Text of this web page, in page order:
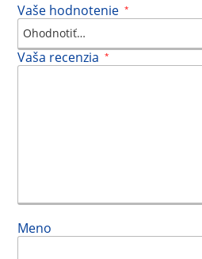
Vaše hodnotenie *
Vaša recenzia *
Meno